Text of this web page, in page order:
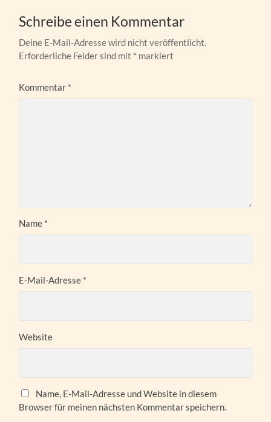
Schreibe einen Kommentar
Deine E-Mail-Adresse wird nicht veröffentlicht.
Erforderliche Felder sind mit * markiert
Kommentar *
Name *
E-Mail-Adresse *
Website
Name, E-Mail-Adresse und Website in diesem
Browser für meinen nächsten Kommentar speichern.